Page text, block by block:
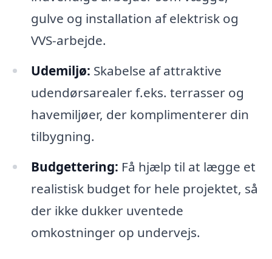
gulve og installation af elektrisk og
VVS-arbejde.
Udemiljø: Skabelse af attraktive
udendørsarealer f.eks. terrasser og
havemiljøer, der komplimenterer din
tilbygning.
Budgettering: Få hjælp til at lægge et
realistisk budget for hele projektet, så
der ikke dukker uventede
omkostninger op undervejs.